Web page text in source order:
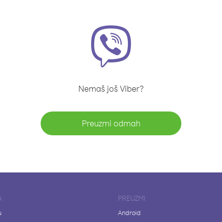
Nemaš još Viber?
Preuzmi odmah
PREUZMI
Android